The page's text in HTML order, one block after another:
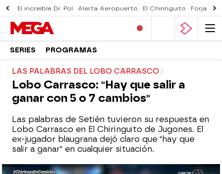
El increíble Dr. Pol Alerta Aeropuerto El Chiringuito Forjado
SERIES PROGRAMAS
LAS PALABRAS DEL LOBO CARRASCO
Lobo Carrasco: "Hay que salir a
ganar con 5 o 7 cambios"
Las palabras de Setién tuvieron su respuesta en
Lobo Carrasco en El Chiringuito de Jugones. El
ex-jugador blaugrana dejó claro que "hay que
salir a ganar" en cualquier situación.